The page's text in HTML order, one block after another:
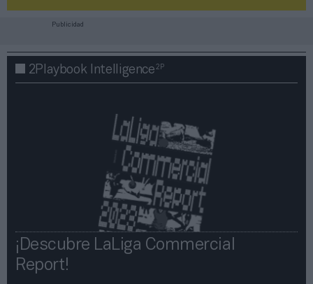
Publicidad
2Playbook Intelligence2P
¡Descubre LaLiga Commercial
Report!​​